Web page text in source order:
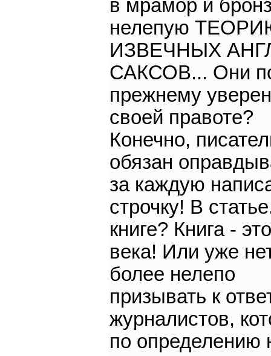
в мрамор и
нелепую
ИЗВЕЧНЫХ
САКСОВ... Они
прежнему
своей правоте?
Конечно,
обязан
за каждую
строчку! В
книге? Книга -
века! Или уже
более нелепо
призывать к
журналистов,
по определению